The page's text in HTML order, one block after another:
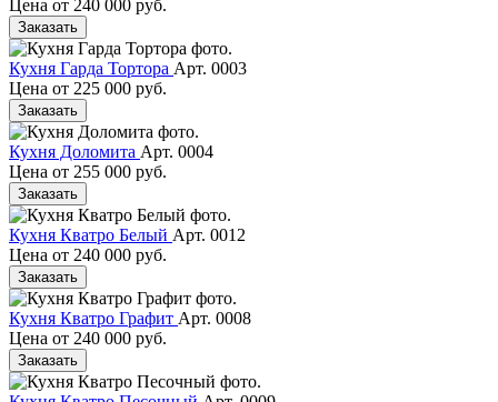
Цена от 240 000 руб.
Заказать
Кухня Гарда Тортора Арт. 0003
Цена от 225 000 руб.
Заказать
Кухня Доломита Арт. 0004
Цена от 255 000 руб.
Заказать
Кухня Кватро Белый Арт. 0012
Цена от 240 000 руб.
Заказать
Кухня Кватро Графит Арт. 0008
Цена от 240 000 руб.
Заказать